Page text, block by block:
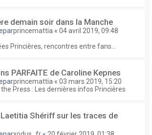
demain soir dans la Manche
princemattia « 04 avril 2019, 09:48
Princières, rencontres entre fans...
PARFAITE de Caroline Kepnes
princemattia « 03 mars 2019, 15:20
Press : Les dernières infos Princières
Shériff sur les traces de